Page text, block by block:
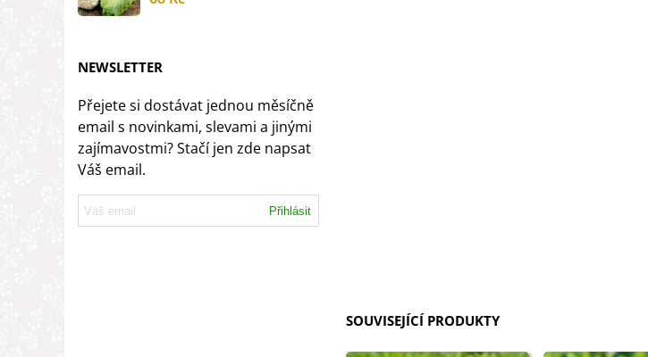
NEWSLETTER
Přejete si dostávat jednou měsíčně
email s novinkami, slevami a jinými
zajímavostmi? Stačí jen zde napsat
Váš email.
Přihlásit
SOUVISEJÍCÍ PRODUKTY